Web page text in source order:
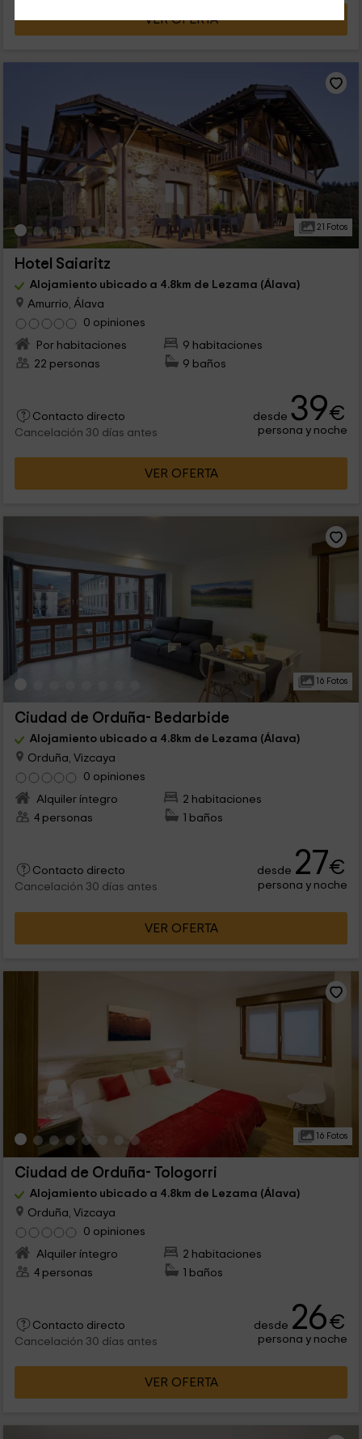
VER OFERTA
21 Fotos
Hotel Saiaritz
Alojamiento ubicado a 4.8km de Lezama (Álava)
Amurrio, Álava
0 opiniones
Por habitaciones
9 habitaciones
22 personas
9 baños
Contacto directo
Cancelación 30 días antes
desde 39€
persona y noche
VER OFERTA
16 Fotos
Ciudad de Orduña- Bedarbide
Alojamiento ubicado a 4.8km de Lezama (Álava)
Orduña, Vizcaya
0 opiniones
Alquiler íntegro
2 habitaciones
4 personas
1 baños
Contacto directo
Cancelación 30 días antes
desde 27€
persona y noche
VER OFERTA
16 Fotos
Ciudad de Orduña- Tologorri
Alojamiento ubicado a 4.8km de Lezama (Álava)
Orduña, Vizcaya
0 opiniones
Alquiler íntegro
2 habitaciones
4 personas
1 baños
Contacto directo
Cancelación 30 días antes
desde 26€
persona y noche
VER OFERTA